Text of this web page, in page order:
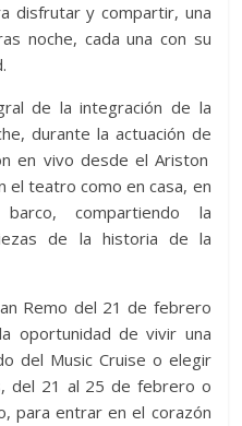
disfrutar y compartir, una
noche, cada una con su
de la integración de la
durante la actuación de
en vivo desde el Ariston
el teatro como en casa, en
compartiendo la
de la historia de la
Remo del 21 de febrero
oportunidad de vivir una
del Music Cruise o elegir
del 21 al 25 de febrero o
para entrar en el corazón